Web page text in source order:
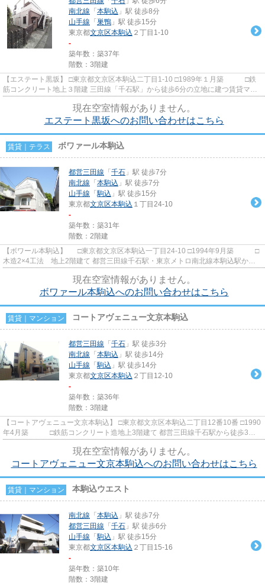
南北線 「 本駒込 」駅 徒歩8分
山手線 「 巣鴨 」駅 徒歩15分
東京都文京区本駒込 ２丁目1-10
-
築年数：築37年
階数：3階建
【エステート黒坂】 □東京都文京区本駒込二丁目1-10 □1989年１月築 □鉄
筋コンクリート地上３階建 三田線「千石駅」から徒歩6分の立地に建つ賃貸マン
現在空室情報がありません。
エステート黒坂へのお問い合わせはこちら
賃貸｜テラス ボワァール本駒込
都営三田線 「 千石 」駅 徒歩7分
南北線 「 本駒込 」駅 徒歩7分
山手線 「駒込 」駅 徒歩15分
東京都文京区本駒込 １丁目24-10
-
築年数：築31年
階数：2階建
【ボワール本駒込】 □東京都文京区本駒込一丁目24-10 □1994年9月築 □
木造2×4工法 地上2階建て 都営三田線千石駅・東京メトロ南北線本駒込駅から
現在空室情報がありません。
ボワァール本駒込へのお問い合わせはこちら
賃貸｜マンション コートアヴェニュー文京本駒込
都営三田線 「 千石 」駅 徒歩3分
南北線 「 本駒込 」駅 徒歩14分
山手線 「駒込 」駅 徒歩14分
東京都文京区本駒込 ２丁目12-10
-
築年数：築36年
階数：3階建
【コートアヴェニュー文京本駒込】 □東京都文京区本駒込二丁目12番10番 □1990
年4月築 □鉄筋コンクリート造地上3階建て 都営三田線千石駅から徒歩3
現在空室情報がありません。
コートアヴェニュー文京本駒込へのお問い合わせはこちら
賃貸｜マンション 本駒込ウエスト
南北線 「 本駒込 」駅 徒歩7分
都営三田線 「 千石 」駅 徒歩6分
山手線 「駒込 」駅 徒歩15分
東京都文京区本駒込 ２丁目15-16
-
築年数：築10年
階数：3階建